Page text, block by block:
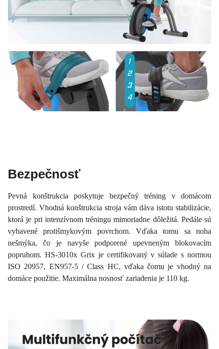
Bezpečnosť
Pevná konštrukcia poskytuje bezpečný tréning v domácom
prostredí. Vhodná konštrukcia stroja vám dáva istotu stabilizácie,
ktorá je pri intenzívnom tréningu mimoriadne dôležitá. Pedále sú
vybavené protišmykovým povrchom. Vďaka tomu sa noha
nešmýka, čo je navyše podporené upevneným blokovacím
popruhom. HS-3010x Grix je certifikovaný v súlade s normou
ISO 20957, EN957-5 / Class HC, vďaka čomu je vhodný na
domáce použitie. Maximálna nosnosť zariadenia je 110 kg.